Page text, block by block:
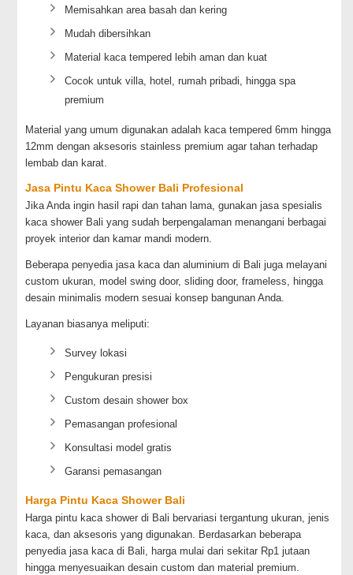
Memisahkan area basah dan kering
Mudah dibersihkan
Material kaca tempered lebih aman dan kuat
Cocok untuk villa, hotel, rumah pribadi, hingga spa
premium
Material yang umum digunakan adalah kaca tempered 6mm hingga
12mm dengan aksesoris stainless premium agar tahan terhadap
lembab dan karat.
Jasa Pintu Kaca Shower Bali Profesional
Jika Anda ingin hasil rapi dan tahan lama, gunakan jasa spesialis
kaca shower Bali yang sudah berpengalaman menangani berbagai
proyek interior dan kamar mandi modern.
Beberapa penyedia jasa kaca dan aluminium di Bali juga melayani
custom ukuran, model swing door, sliding door, frameless, hingga
desain minimalis modern sesuai konsep bangunan Anda.
Layanan biasanya meliputi:
Survey lokasi
Pengukuran presisi
Custom desain shower box
Pemasangan profesional
Konsultasi model gratis
Garansi pemasangan
Harga Pintu Kaca Shower Bali
Harga pintu kaca shower di Bali bervariasi tergantung ukuran, jenis
kaca, dan aksesoris yang digunakan. Berdasarkan beberapa
penyedia jasa kaca di Bali, harga mulai dari sekitar Rp1 jutaan
hingga menyesuaikan desain custom dan material premium.